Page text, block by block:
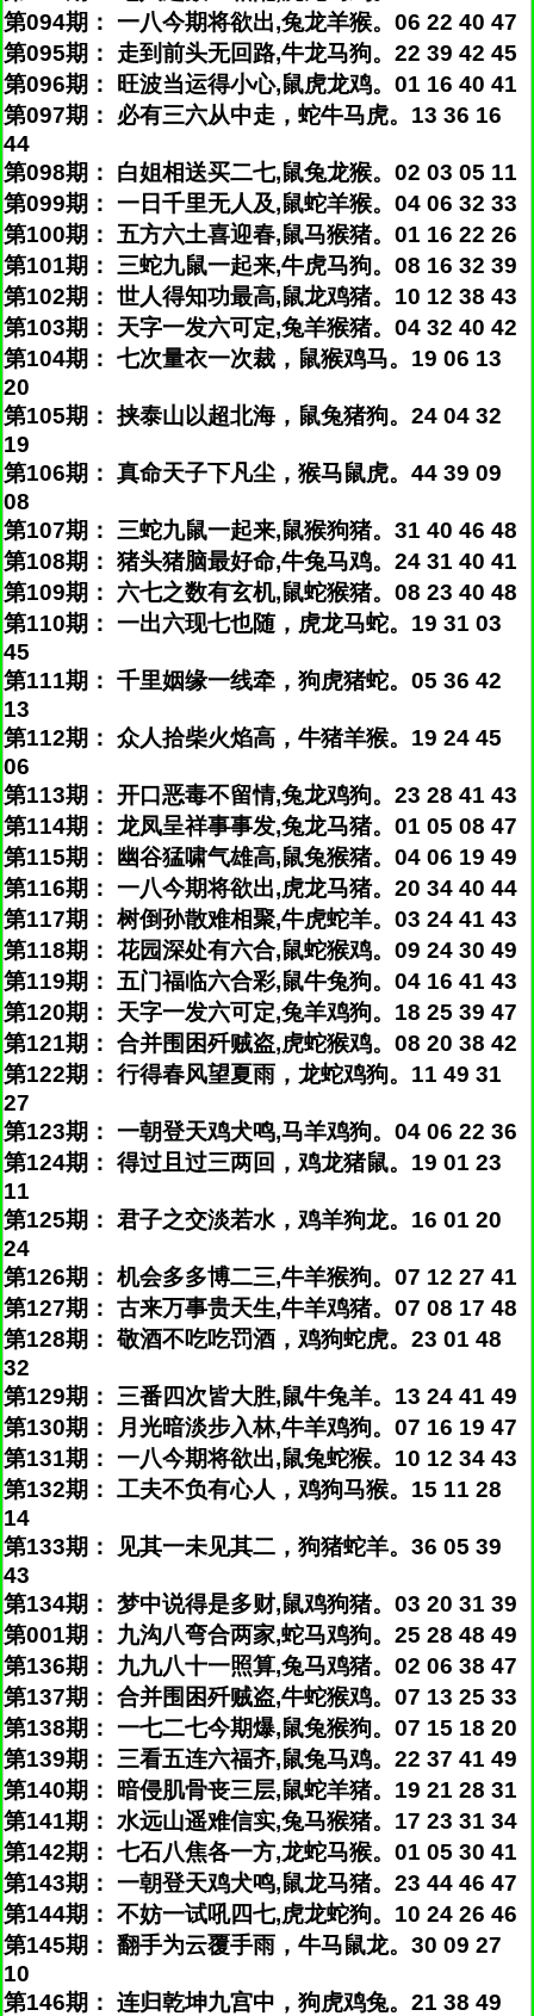
第094期： 一八今期将欲出,兔龙羊猴。06 22 40 47
第095期： 走到前头无回路,牛龙马狗。22 39 42 45
第096期： 旺波当运得小心,鼠虎龙鸡。01 16 40 41
第097期： 必有三六从中走，蛇牛马虎。13 36 16
44
第098期： 白姐相送买二七,鼠兔龙猴。02 03 05 11
第099期： 一日千里无人及,鼠蛇羊猴。04 06 32 33
第100期： 五方六土喜迎春,鼠马猴猪。01 16 22 26
第101期： 三蛇九鼠一起来,牛虎马狗。08 16 32 39
第102期： 世人得知功最高,鼠龙鸡猪。10 12 38 43
第103期： 天字一发六可定,兔羊猴猪。04 32 40 42
第104期： 七次量衣一次裁，鼠猴鸡马。19 06 13
20
第105期： 挟泰山以超北海，鼠兔猪狗。24 04 32
19
第106期： 真命天子下凡尘，猴马鼠虎。44 39 09
08
第107期： 三蛇九鼠一起来,鼠猴狗猪。31 40 46 48
第108期： 猪头猪脑最好命,牛兔马鸡。24 31 40 41
第109期： 六七之数有玄机,鼠蛇猴猪。08 23 40 48
第110期： 一出六现七也随，虎龙马蛇。19 31 03
45
第111期： 千里姻缘一线牵，狗虎猪蛇。05 36 42
13
第112期： 众人拾柴火焰高，牛猪羊猴。19 24 45
06
第113期： 开口恶毒不留情,兔龙鸡狗。23 28 41 43
第114期： 龙凤呈祥事事发,兔龙马猪。01 05 08 47
第115期： 幽谷猛啸气雄高,鼠兔猴猪。04 06 19 49
第116期： 一八今期将欲出,虎龙马猪。20 34 40 44
第117期： 树倒孙散难相聚,牛虎蛇羊。03 24 41 43
第118期： 花园深处有六合,鼠蛇猴鸡。09 24 30 49
第119期： 五门福临六合彩,鼠牛兔狗。04 16 41 43
第120期： 天字一发六可定,兔羊鸡狗。18 25 39 47
第121期： 合并围困歼贼盗,虎蛇猴鸡。08 20 38 42
第122期： 行得春风望夏雨，龙蛇鸡狗。11 49 31
27
第123期： 一朝登天鸡犬鸣,马羊鸡狗。04 06 22 36
第124期： 得过且过三两回，鸡龙猪鼠。19 01 23
11
第125期： 君子之交淡若水，鸡羊狗龙。16 01 20
24
第126期： 机会多多博二三,牛羊猴狗。07 12 27 41
第127期： 古来万事贵天生,牛羊鸡猪。07 08 17 48
第128期： 敬酒不吃吃罚酒，鸡狗蛇虎。23 01 48
32
第129期： 三番四次皆大胜,鼠牛兔羊。13 24 41 49
第130期： 月光暗淡步入林,牛羊鸡狗。07 16 19 47
第131期： 一八今期将欲出,鼠兔蛇猴。10 12 34 43
第132期： 工夫不负有心人，鸡狗马猴。15 11 28
14
第133期： 见其一未见其二，狗猪蛇羊。36 05 39
43
第134期： 梦中说得是多财,鼠鸡狗猪。03 20 31 39
第001期： 九沟八弯合两家,蛇马鸡狗。25 28 48 49
第136期： 九九八十一照算,兔马鸡猪。02 06 38 47
第137期： 合并围困歼贼盗,牛蛇猴鸡。07 13 25 33
第138期： 一七二七今期爆,鼠兔猴狗。07 15 18 20
第139期： 三看五连六福齐,鼠兔马鸡。22 37 41 49
第140期： 暗侵肌骨丧三层,鼠蛇羊猪。19 21 28 31
第141期： 水远山遥难信实,兔马猴猪。17 23 31 34
第142期： 七石八焦各一方,龙蛇马猴。01 05 30 41
第143期： 一朝登天鸡犬鸣,鼠龙马猪。23 44 46 47
第144期： 不妨一试吼四七,虎龙蛇狗。10 24 26 46
第145期： 翻手为云覆手雨，牛马鼠龙。30 09 27
10
第146期： 连归乾坤九宫中，狗虎鸡兔。21 38 49